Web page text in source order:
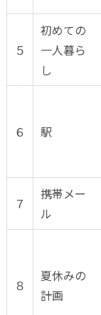
５
初めての
一人暮ら
し
６ 駅
７
携帯メー
ル
８
夏休みの
計画